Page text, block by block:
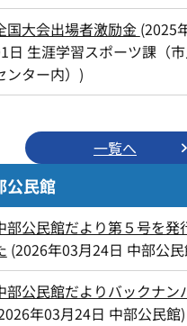
国大会出場者激励金 (2025
日 生涯学習スポーツ課（
ンター内） )
一覧へ
公民館
部公民館だより第５号を発
(2026年03月24日 中部公
部公民館だよりバックナン
年03月24日 中部公民館)